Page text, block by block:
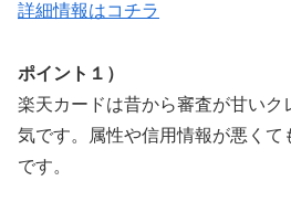
詳細情報はコチラ
ポイント１）
楽天カードは昔から審査が甘いク
気です。属性や信用情報が悪くて
です。